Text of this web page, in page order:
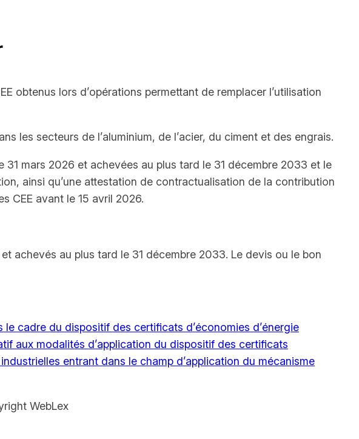
obtenus lors d’opérations permettant de remplacer l’utilisation
les secteurs de l’aluminium, de l’acier, du ciment et des engrais.
mars 2026 et achevées au plus tard le 31 décembre 2033 et le
ainsi qu’une attestation de contractualisation de la contribution
CEE avant le 15 avril 2026.
achevés au plus tard le 31 décembre 2033. Le devis ou le bon
cadre du dispositif des certificats d’économies d’énergie
aux modalités d’application du dispositif des certificats
entrant dans le champ d’application du mécanisme
WebLex